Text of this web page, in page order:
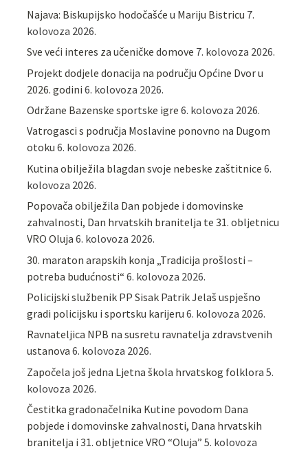
Najava: Biskupijsko hodočašće u Mariju Bistricu 7.
kolovoza 2026.
Sve veći interes za učeničke domove 7. kolovoza 2026.
Projekt dodjele donacija na području Općine Dvor u
2026. godini 6. kolovoza 2026.
Održane Bazenske sportske igre 6. kolovoza 2026.
Vatrogasci s područja Moslavine ponovno na Dugom
otoku 6. kolovoza 2026.
Kutina obilježila blagdan svoje nebeske zaštitnice 6.
kolovoza 2026.
Popovača obilježila Dan pobjede i domovinske
zahvalnosti, Dan hrvatskih branitelja te 31. obljetnicu
VRO Oluja 6. kolovoza 2026.
30. maraton arapskih konja „Tradicija prošlosti –
potreba budućnosti“ 6. kolovoza 2026.
Policijski službenik PP Sisak Patrik Jelaš uspješno
gradi policijsku i sportsku karijeru 6. kolovoza 2026.
Ravnateljica NPB na susretu ravnatelja zdravstvenih
ustanova 6. kolovoza 2026.
Započela još jedna Ljetna škola hrvatskog folklora 5.
kolovoza 2026.
Čestitka gradonačelnika Kutine povodom Dana
pobjede i domovinske zahvalnosti, Dana hrvatskih
branitelja i 31. obljetnice VRO “Oluja” 5. kolovoza